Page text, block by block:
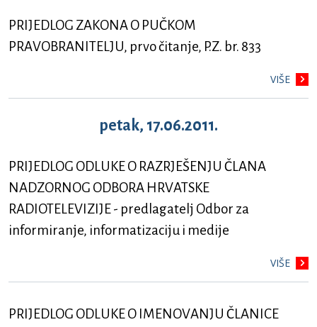
PRIJEDLOG ZAKONA O PUČKOM
PRAVOBRANITELJU, prvo čitanje, P.Z. br. 833
VIŠE
petak, 17.06.2011.
PRIJEDLOG ODLUKE O RAZRJEŠENJU ČLANA
NADZORNOG ODBORA HRVATSKE
RADIOTELEVIZIJE - predlagatelj Odbor za
informiranje, informatizaciju i medije
VIŠE
PRIJEDLOG ODLUKE O IMENOVANJU ČLANICE